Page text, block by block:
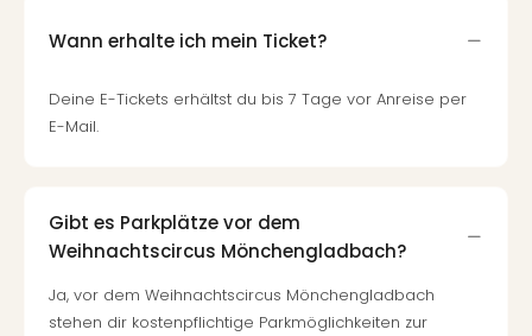
Wann erhalte ich mein Ticket?
Deine E-Tickets erhältst du bis 7 Tage vor Anreise per
E-Mail.
Gibt es Parkplätze vor dem
Weihnachtscircus Mönchengladbach?
Ja, vor dem Weihnachtscircus Mönchengladbach
stehen dir kostenpflichtige Parkmöglichkeiten zur